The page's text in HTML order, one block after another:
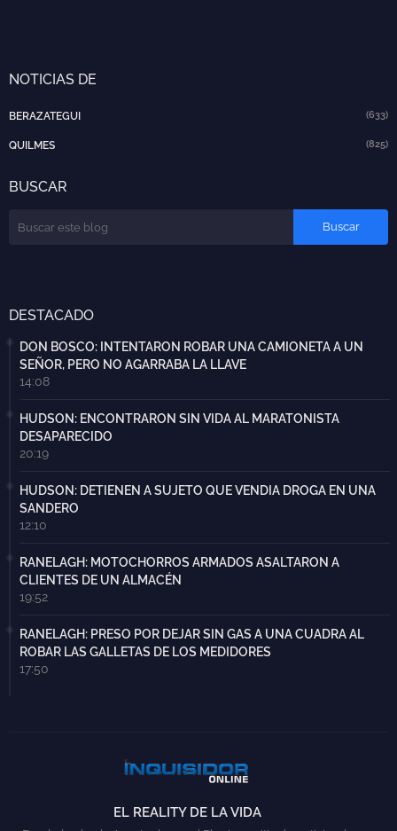
NOTICIAS DE
BERAZATEGUI (633)
QUILMES (825)
BUSCAR
DESTACADO
DON BOSCO: INTENTARON ROBAR UNA CAMIONETA A UN
SEÑOR, PERO NO AGARRABA LA LLAVE
14:08
HUDSON: ENCONTRARON SIN VIDA AL MARATONISTA
DESAPARECIDO
20:19
HUDSON: DETIENEN A SUJETO QUE VENDIA DROGA EN UNA
SANDERO
12:10
RANELAGH: MOTOCHORROS ARMADOS ASALTARON A
CLIENTES DE UN ALMACÉN
19:52
RANELAGH: PRESO POR DEJAR SIN GAS A UNA CUADRA AL
ROBAR LAS GALLETAS DE LOS MEDIDORES
17:50
EL REALITY DE LA VIDA